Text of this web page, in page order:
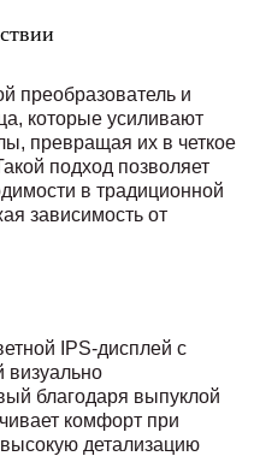
преобразователь и
которые усиливают
превращая их в четкое
подход позволяет
в традиционной
зависимость от
IPS-дисплей с
визуально
благодаря выпуклой
комфорт при
детализацию